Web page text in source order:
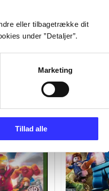
eller tilbagetrække dit
under ”Detaljer”.
Marketing
Tillad alle